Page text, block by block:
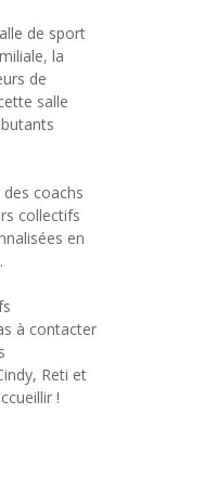
de sport
la
de
salle
coachs
collectifs
en
à contacter
Reti et
!